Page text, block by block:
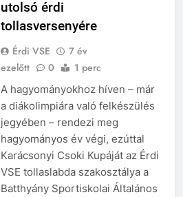
utolsó érdi
tollasversenyére
Érdi VSE
7 év
ezelőtt
0 1 perc
A hagyományokhoz híven – már
a diákolimpiára való felkészülés
jegyében – rendezi meg
hagyományos év végi, ezúttal
Karácsonyi Csoki Kupáját az Érdi
VSE tollaslabda szakosztálya a
Batthyány Sportiskolai Általános